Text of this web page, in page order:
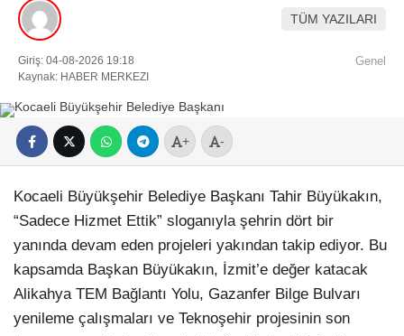
TÜM YAZILARI
Giriş: 04-08-2026 19:18
Kaynak: HABER MERKEZI
Genel
+ -
Kocaeli Büyükşehir Belediye Başkanı Tahir Büyükakın,
“Sadece Hizmet Ettik” sloganıyla şehrin dört bir
yanında devam eden projeleri yakından takip ediyor. Bu
kapsamda Başkan Büyükakın, İzmit’e değer katacak
Alikahya TEM Bağlantı Yolu, Gazanfer Bilge Bulvarı
yenileme çalışmaları ve Teknoşehir projesinin son